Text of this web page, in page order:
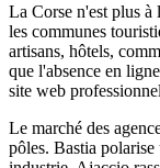
La Corse n'est plus
les communes
artisans, hôtels,
que l'absence en
site web
Le marché des
pôles. Bastia